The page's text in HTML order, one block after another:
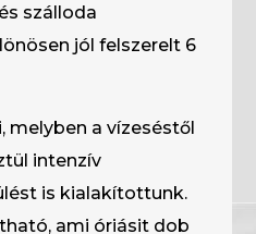
szálloda
jól felszerelt 6
melyben a vízeséstől
intenzív
is kialakítottunk.
ami óriásit dob